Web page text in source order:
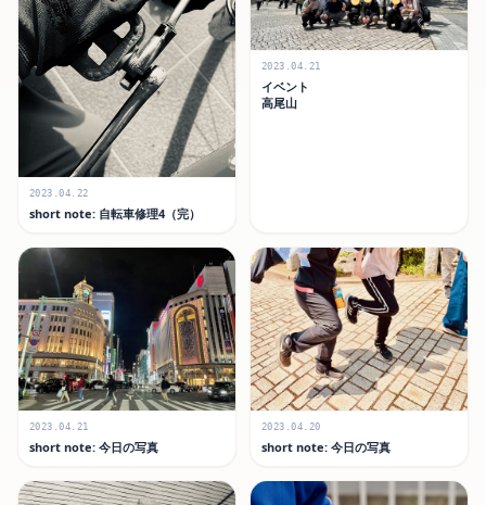
2023.04.22
short note: 自転車修理4（完）
2023.04.21
イベント
高尾山
2023.04.21
short note: 今日の写真
2023.04.20
short note: 今日の写真